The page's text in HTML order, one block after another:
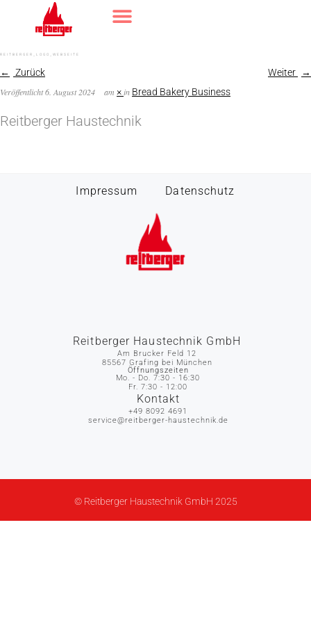
REITBERGER_LOGO_WEBSEITE
Zurück
Weiter
Veröffentlicht6. August 2024 am ×in Bread Bakery Business
Reitberger Haustechnik
Impressum Datenschutz
Reitberger Haustechnik GmbH
Am Brucker Feld 12
85567 Grafing bei München
Öffnungszeiten
Mo. - Do. 7:30 - 16:30
Fr. 7:30 - 12:00
Kontakt
+49 8092 4691
service@reitberger-haustechnik.de
© Reitberger Haustechnik GmbH 2025